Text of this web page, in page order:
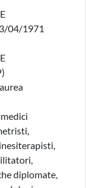
04/1971
diplomate,